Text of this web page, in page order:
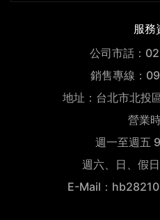
服務
公司市話：
銷售專線：
地址：台北市北投
營業
週一至週五
週六、日、假
E-Mail：